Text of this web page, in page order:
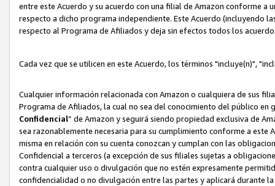
entre este Acuerdo y su acuerdo con una filial de Amazon conforme
respecto a dicho programa independiente. Este Acuerdo (incluyendo
respecto al Programa de Afiliados y deja sin efectos todos los
Cada vez que se utilicen en este Acuerdo, los términos "incluye(n)",
Cualquier información relacionada con Amazon o cualquiera de sus
Programa de Afiliados, la cual no sea del conocimiento del público
Confidencial” de Amazon y seguirá siendo propiedad exclusiva de
sea razonablemente necesaria para su cumplimiento conforme a
misma en relación con su cuenta conozcan y cumplan con las
Confidencial a terceros (a excepción de sus filiales sujetas a
contra cualquier uso o divulgación que no estén expresamente
confidencialidad o no divulgación entre las partes y aplicará durante